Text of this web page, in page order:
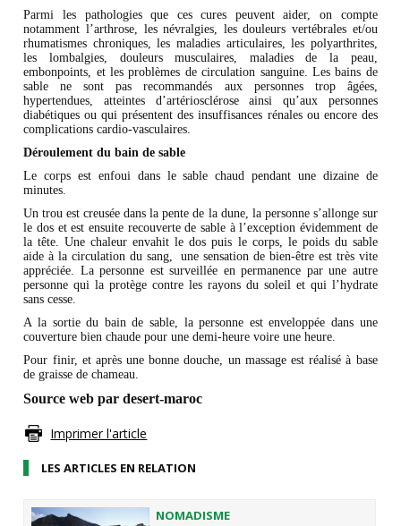
Parmi les pathologies que ces cures peuvent aider, on compte
notamment l’arthrose, les névralgies, les douleurs vertébrales et/ou
rhumatismes chroniques, les maladies articulaires, les polyarthrites,
les lombalgies, douleurs musculaires, maladies de la peau,
embonpoints, et les problèmes de circulation sanguine. Les bains de
sable ne sont pas recommandés aux personnes trop âgées,
hypertendues, atteintes d’artériosclérose ainsi qu’aux personnes
diabétiques ou qui présentent des insuffisances rénales ou encore des
complications cardio-vasculaires.
Déroulement du bain de sable
Le corps est enfoui dans le sable chaud pendant une dizaine de
minutes.
Un trou est creusée dans la pente de la dune, la personne s’allonge sur
le dos et est ensuite recouverte de sable à l’exception évidemment de
la tête. Une chaleur envahit le dos puis le corps, le poids du sable
aide à la circulation du sang, une sensation de bien-être est très vite
appréciée. La personne est surveillée en permanence par une autre
personne qui la protège contre les rayons du soleil et qui l’hydrate
sans cesse.
A la sortie du bain de sable, la personne est enveloppée dans une
couverture bien chaude pour une demi-heure voire une heure.
Pour finir, et après une bonne douche, un massage est réalisé à base
de graisse de chameau.
Source web par desert-maroc
Imprimer l'article
LES ARTICLES EN RELATION
NOMADISME